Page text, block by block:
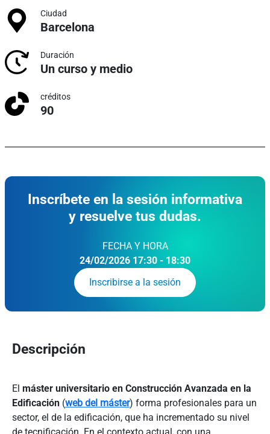
Ciudad
Barcelona
Duración
Un curso y medio
créditos
90
Inscríbete en la sesión informativa
y resuelve tus dudas.
FECHA Y HORA
24/02/2026 17:30 - 18:30
Inscribirse a la sesión
Descripción
El máster universitario en Construcción Avanzada en la
Edificación (web del máster) forma profesionales para un
sector, el de la edificación, que ha incrementado su nivel